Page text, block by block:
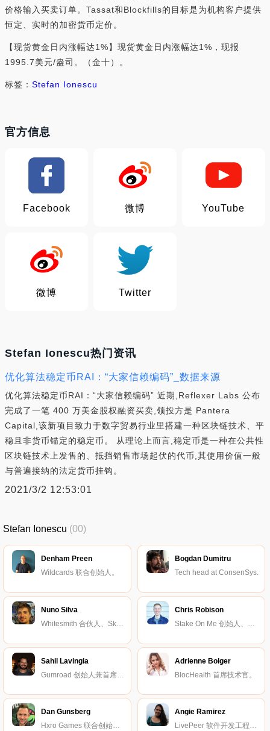
价格输入买卖订单。Tassat和Blockfills的目标是为机构客户提供
恒定、实时的加密货币定价。
【现货黄金日内涨幅达1%】现货黄金日内涨幅达1%，现报
1995.7美元/盎司。（金十）。
标签： Stefan Ionescu
官方信息
Facebook 微博 YouTube
微博 Twitter
Stefan Ionescu热门资讯
优化算法稳定币RAI：“大家信赖编码”_数据来源
优化算法稳定币RAI：“大家信赖编码” 近期,Reflexer Labs 公布
完成了一笔 400 万美金股权融资买卖,领投方是 Pantera
Capital,该新项目致力于数字贸易行业里搭建一种区块链技术、平
稳且非货币锚定的稳定币。 从理论上而言,稳定币是一种在公共性
区块链技术上发售的、抵挡销售市场起伏的代币,其使用价值一般
与普遍接纳的法定货币挂钩。
2021/3/2 12:53:01
Stefan Ionescu (00)
Denham Preen
Wildcards 联合创始人。
Bogdan Dumitru
Tech head at ConsenSys.
Nuno Silva
Whitesmith 合伙人、Skills Matter 资深软件开发。
Chris Robison
Stake On Me 创始人、Hoard 社区经理。
Sahil Lavingia
Gumroad 创始人兼首席执行官。
Adrienne Bolger
BlocHealth 首席技术官。
Dan Gunsberg
Hxro Games 联合创始人兼首席执行官。
Angie Ramirez
LivePeer 软件开发工程师。